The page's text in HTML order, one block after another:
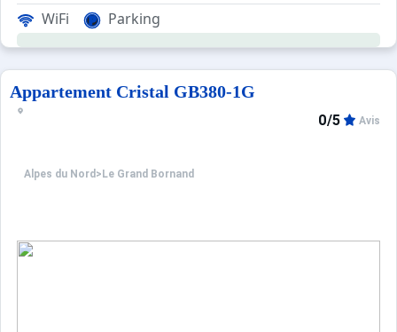
Les Plus de cette location à la montagne : vue sur
Ce secteur offre une vue sur la Chaine des Aravis et
WiFi Parking
Appartement Cristal GB380-1G
Alpes du Nord > Le Grand Bornand
0/5 Avis